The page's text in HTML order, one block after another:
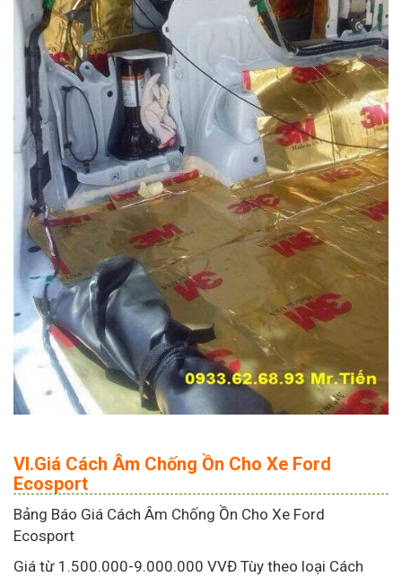
VI.Giá Cách Âm Chống Ồn Cho Xe Ford
Ecosport
Bảng Báo Giá Cách Âm Chống Ồn Cho Xe Ford
Ecosport
Giá từ 1.500.000-9.000.000 VVĐ Tùy theo loại Cách